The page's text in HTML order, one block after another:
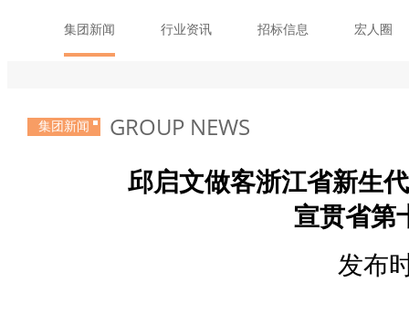
集团新闻 行业资讯 招标信息 宏人圈
集团新闻 GROUP NEWS
邱启文做客浙江省新生
宣贯省第
发布